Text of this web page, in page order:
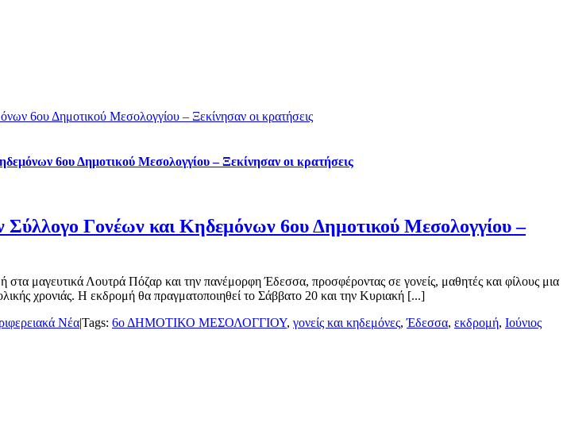
6ου Δημοτικού Μεσολογγίου – Ξεκίνησαν οι κρατήσεις
6ου Δημοτικού Μεσολογγίου – Ξεκίνησαν οι κρατήσεις
Γονέων και Κηδεμόνων 6ου Δημοτικού Μεσολογγίου –
μαγευτικά Λουτρά Πόζαρ και την πανέμορφη Έδεσσα, προσφέροντας σε γονείς, μαθητές και φίλους μια
χρονιάς. Η εκδρομή θα πραγματοποιηθεί το Σάββατο 20 και την Κυριακή [...]
Νέα|Tags: 6ο ΔΗΜΟΤΙΚΟ ΜΕΣΟΛΟΓΓΙΟΥ, γονείς και κηδεμόνες,Έδεσσα, εκδρομή, Ιούνιος